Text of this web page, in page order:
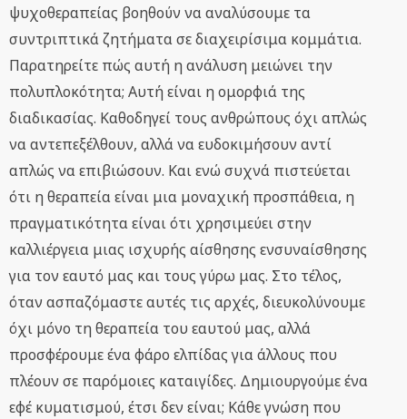
ψυχοθεραπείας βοηθούν να αναλύσουμε τα
συντριπτικά ζητήματα σε διαχειρίσιμα κομμάτια.
Παρατηρείτε πώς αυτή η ανάλυση μειώνει την
πολυπλοκότητα; Αυτή είναι η ομορφιά της
διαδικασίας. Καθοδηγεί τους ανθρώπους όχι απλώς
να αντεπεξέλθουν, αλλά να ευδοκιμήσουν αντί
απλώς να επιβιώσουν. Και ενώ συχνά πιστεύεται
ότι η θεραπεία είναι μια μοναχική προσπάθεια, η
πραγματικότητα είναι ότι χρησιμεύει στην
καλλιέργεια μιας ισχυρής αίσθησης ενσυναίσθησης
για τον εαυτό μας και τους γύρω μας. Στο τέλος,
όταν ασπαζόμαστε αυτές τις αρχές, διευκολύνουμε
όχι μόνο τη θεραπεία του εαυτού μας, αλλά
προσφέρουμε ένα φάρο ελπίδας για άλλους που
πλέουν σε παρόμοιες καταιγίδες. Δημιουργούμε ένα
εφέ κυματισμού, έτσι δεν είναι; Κάθε γνώση που